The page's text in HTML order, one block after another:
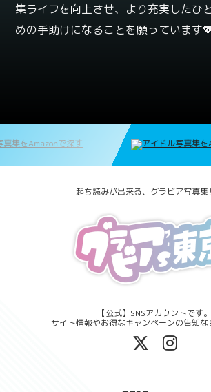
集ライフを向上させ、より充実したひ
めの手助けになることを願っています
起ち読みが出来る、グラビア写真集
【公式】SNSアカウントです。
サイト情報やお得なキャンペーンの告知な